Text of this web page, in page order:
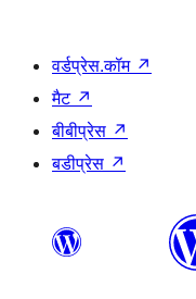
वर्डप्रेस.कॉम ↗
मैट ↗
बीबीप्रेस ↗
बडीप्रेस ↗